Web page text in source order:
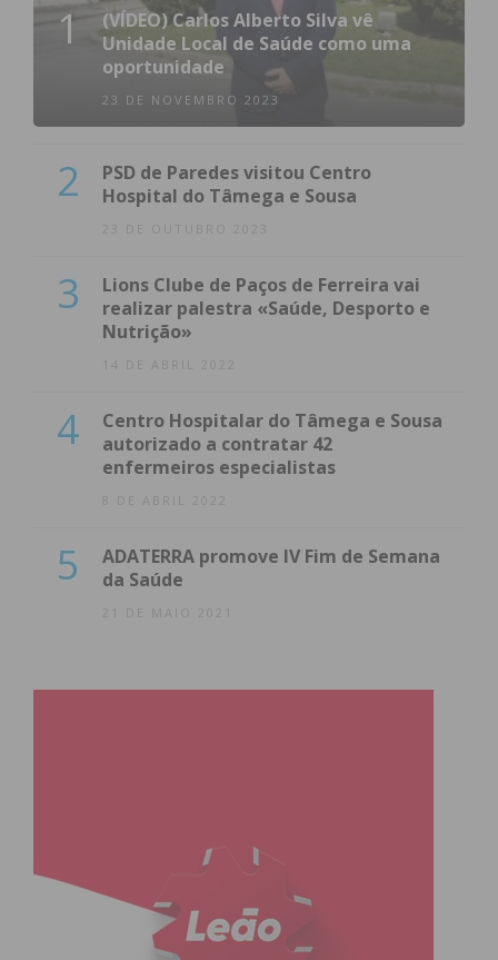
1
(VÍDEO) Carlos Alberto Silva vê
Unidade Local de Saúde como uma
oportunidade
23 DE NOVEMBRO 2023
2
PSD de Paredes visitou Centro
Hospital do Tâmega e Sousa
23 DE OUTUBRO 2023
3
Lions Clube de Paços de Ferreira vai
realizar palestra «Saúde, Desporto e
Nutrição»
14 DE ABRIL 2022
4
Centro Hospitalar do Tâmega e Sousa
autorizado a contratar 42
enfermeiros especialistas
8 DE ABRIL 2022
5
ADATERRA promove IV Fim de Semana
da Saúde
21 DE MAIO 2021